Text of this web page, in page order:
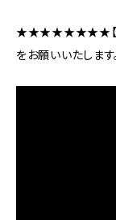
★★★★★★★★【ご案
をお願いいた